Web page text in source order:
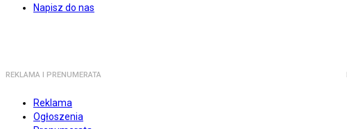
Napisz do nas
REKLAMA I PRENUMERATA
Reklama
Ogłoszenia